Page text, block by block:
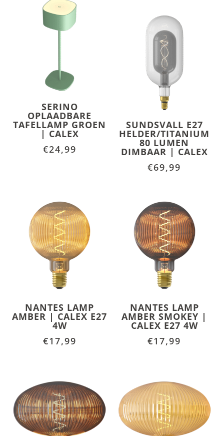
SERINO
OPLAADBARE
TAFELLAMP GROEN
| CALEX
€24,99
SUNDSVALL E27
HELDER/TITANIUM
80 LUMEN
DIMBAAR | CALEX
€69,99
NANTES LAMP
AMBER | CALEX E27
4W
€17,99
NANTES LAMP
AMBER SMOKEY |
CALEX E27 4W
€17,99